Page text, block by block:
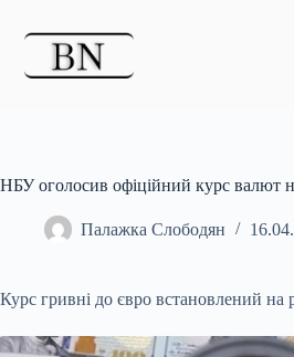
НБУ оголосив офіційний курс валют
Палажка Слободян
Курс гривні до євро встановлений на